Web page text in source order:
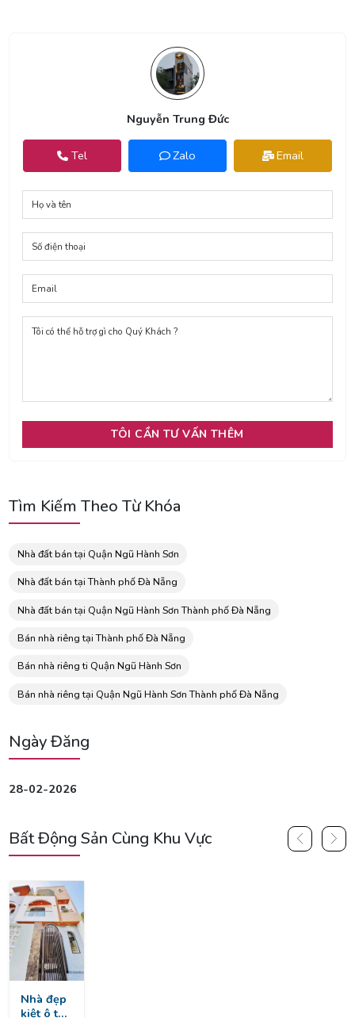
Nguyễn Trung Đức
Tel Zalo Email
Tìm Kiếm Theo Từ Khóa
Nhà đất bán tại Quận Ngũ Hành Sơn
Nhà đất bán tại Thành phố Đà Nẵng
Nhà đất bán tại Quận Ngũ Hành Sơn Thành phố Đà Nẵng
Bán nhà riêng tại Thành phố Đà Nẵng
Bán nhà riêng ti Quận Ngũ Hành Sơn
Bán nhà riêng tại Quận Ngũ Hành Sơn Thành phố Đà Nẵng
Ngày Đăng
28-02-2026
Bất Động Sản Cùng Khu Vực
Nhà đẹp
kiệt ô tô